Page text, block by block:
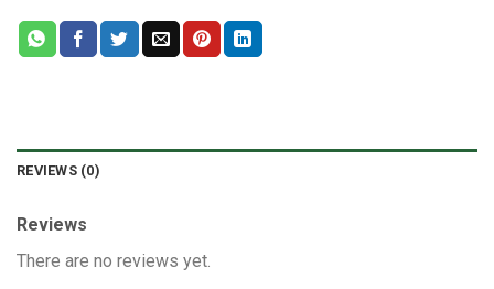
REVIEWS (0)
Reviews
There are no reviews yet.